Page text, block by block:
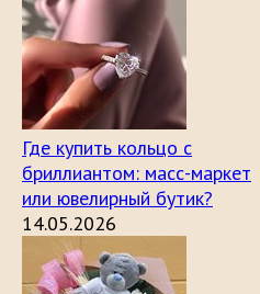
Где купить кольцо с
бриллиантом: масс-маркет
или ювелирный бутик?
14.05.2026